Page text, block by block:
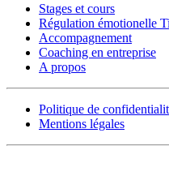
Stages et cours
Régulation émotionelle
Accompagnement
Coaching en entreprise
A propos
Politique de
Mentions légales